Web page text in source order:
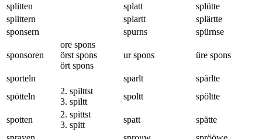
splitten
splatt
splütte
splittern
splartt
splärtte
sponsern
spurns spürnse
sponsoren
ore spons
örst spons
ört spons
ur spons üre spons
sporteln sparlt
spärlte
spötteln
2. spilttst
3. spiltt
spoltt spöltte
spotten
2. spittst
3. spitt
spatt
spätte